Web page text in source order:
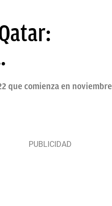
que comienza en noviembre